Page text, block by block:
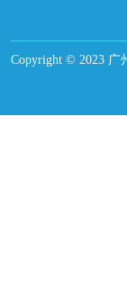
Copyright © 2023 广